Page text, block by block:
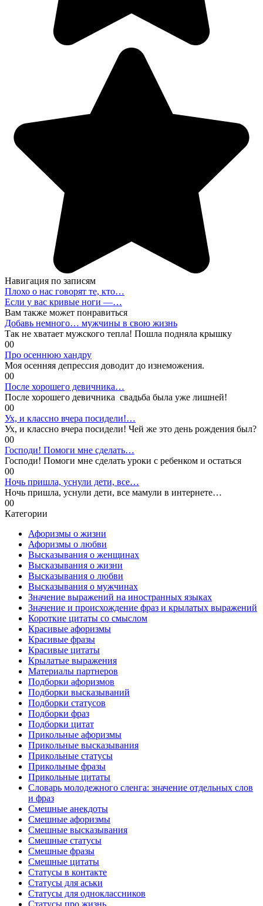
Навигация по записям
Плохо о нас говорят те, кто…
Если у вас кривые ноги —…
Вам также может понравиться
Добавь немного… мужчины в свою жизнь
Так не хватает мужского тепла! Пошла подняла крышку
00
Про осеннюю хандру
Моя осенняя депрессия доводит до изнеможения.
00
После хорошего девичника…
После хорошего девичника свадьба была уже лишней!
00
Ух, и классно вчера посидели!…
Ух, и классно вчера посидели! Чей же это день рождения был?
00
Господи! Помоги мне сделать…
Господи! Помоги мне сделать уроки с ребенком и остаться
00
Ночь пришла, уснули дети, все…
Ночь пришла, уснули дети, все мамули в интернете…
00
Категории
Афоризмы о жизни
Афоризмы о любви
Высказывания о женщинах
Высказывания о жизни
Высказывания о любви
Высказывания о мужчинах
Значение выражений на иностранных языках
Значение и происхождение фраз и крылатых выражений
Короткие цитаты со смыслом
Красивые афоризмы
Красивые фразы
Красивые цитаты
Крылатые выражения
Материалы партнеров
Подборки афоризмов
Подборки высказываний
Подборки статусов
Подборки фраз
Подборки цитат
Прикольные афоризмы
Прикольные высказывания
Прикольные статусы
Прикольные фразы
Прикольные цитаты
Словарь молодежного сленга: значение отдельных слов
и фраз
Смешные анекдоты
Смешные афоризмы
Смешные высказывания
Смешные статусы
Смешные фразы
Смешные цитаты
Статусы в контакте
Статусы для аськи
Статусы для одноклассников
Статусы про жизнь